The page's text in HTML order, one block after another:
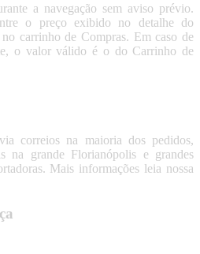
a navegação sem aviso prévio.
o preço exibido no detalhe do
carrinho de Compras. Em caso de
o valor válido é o do Carrinho de
correios na maioria dos pedidos,
na grande Florianópolis e grandes
Mais informações leia nossa